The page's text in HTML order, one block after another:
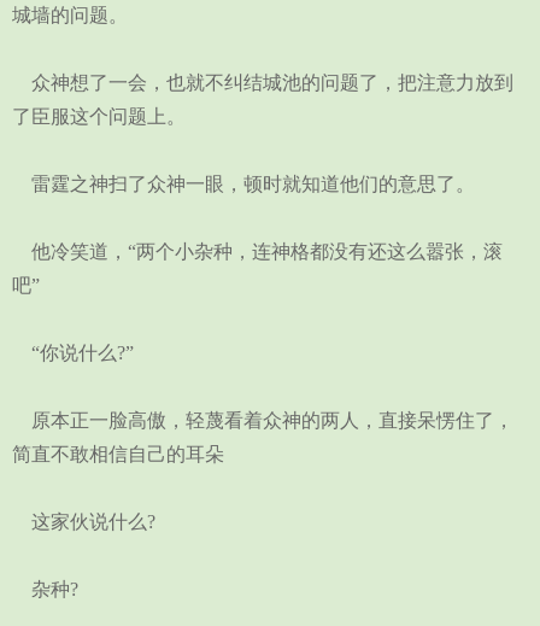
城墙的问题。
众神想了一会，也就不纠结城池的问题了，把注意力放到
了臣服这个问题上。
雷霆之神扫了众神一眼，顿时就知道他们的意思了。
他冷笑道，“两个小杂种，连神格都没有还这么嚣张，滚
吧”
“你说什么?”
原本正一脸高傲，轻蔑看着众神的两人，直接呆愣住了，
简直不敢相信自己的耳朵
这家伙说什么?
杂种?